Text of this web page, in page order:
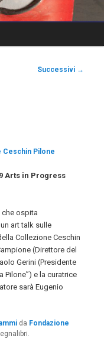
Successivi →
Ceschin Pilone
Arts in Progress
che ospita
art talk sulle
Collezione Ceschin
(Direttore del
Gerini (Presidente
Pilone”) e la curatrice
sarà Eugenio
da Fondazione